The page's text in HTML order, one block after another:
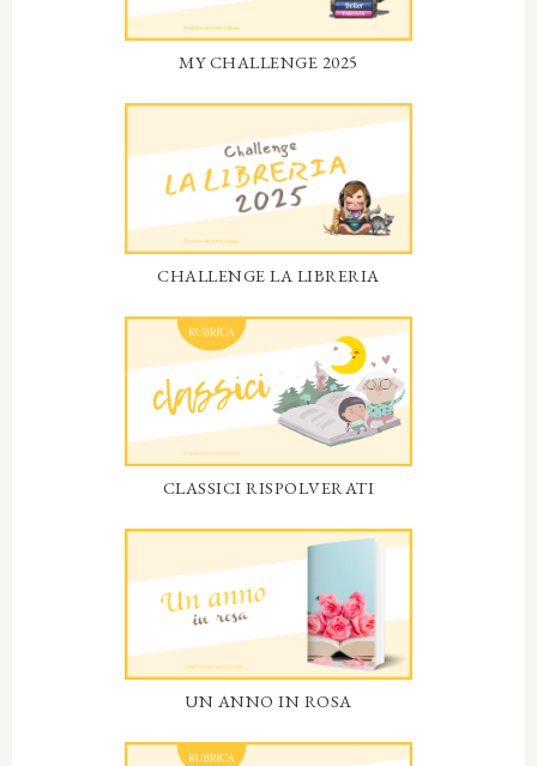
MY CHALLENGE 2025
CHALLENGE LA LIBRERIA
CLASSICI RISPOLVERATI
UN ANNO IN ROSA